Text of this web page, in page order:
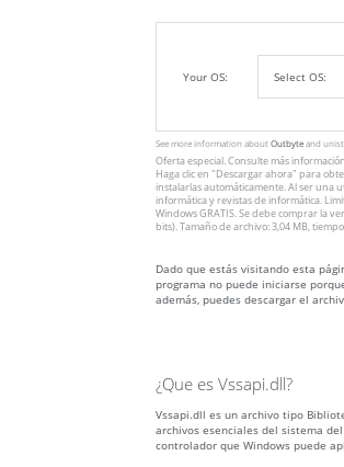
Your OS:
See more information about Outbyteand
Oferta especial. Consulte más
Haga clic en "Descargar ahora" para
instalarlas automáticamente. Al ser una
informática y revistas de informática.
Windows GRATIS. Se debe comprar la
bits). Tamaño de archivo: 3,04 MB,
Dado que estás visitando esta
programa no puede iniciarse
además, puedes descargar el
¿Que es Vssapi.dll?
Vssapi.dll es un archivo tipo
archivos esenciales del sistema
controlador que Windows puede